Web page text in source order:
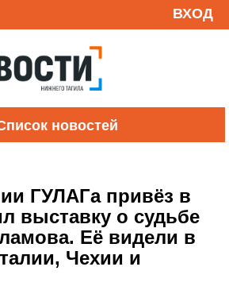
ВХОД
новостей
ГУЛАГа привёз в
выставку о судьбе
Её видели в
Чехии и